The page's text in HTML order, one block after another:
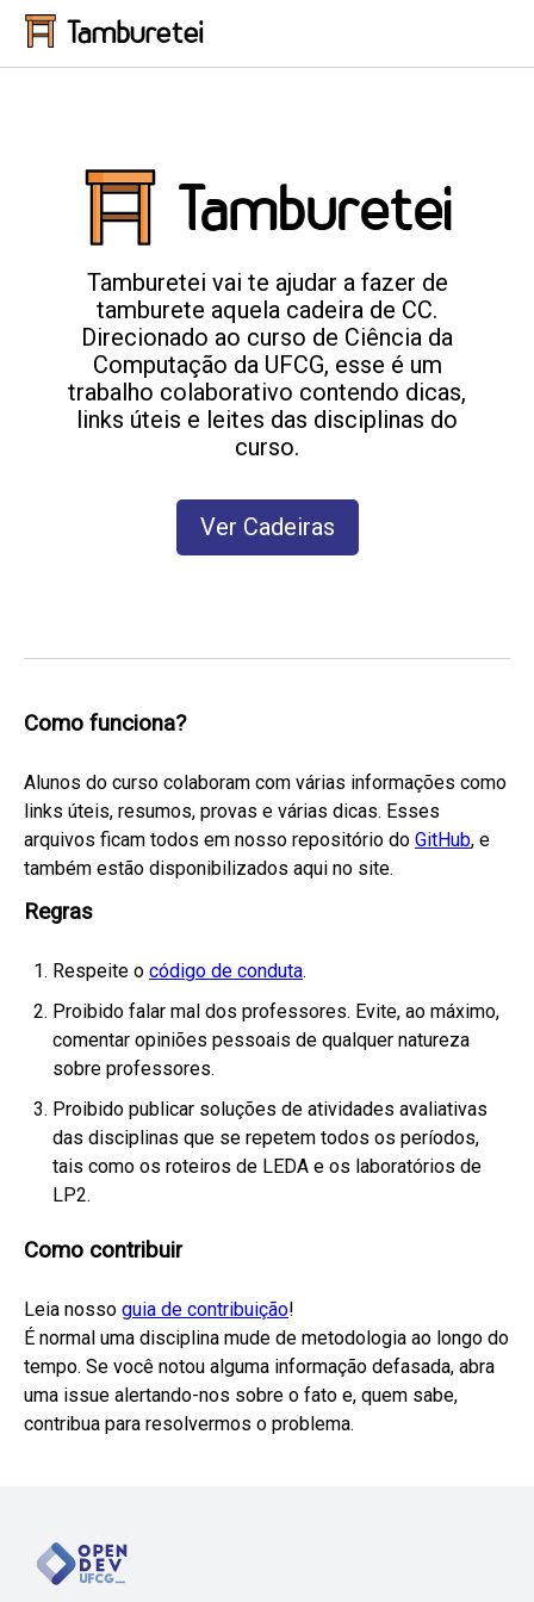
Tamburetei
Tamburetei
Tamburetei vai te ajudar a fazer de
tamburete aquela cadeira de CC.
Direcionado ao curso de Ciência da
Computação da UFCG, esse é um
trabalho colaborativo contendo dicas,
links úteis e leites das disciplinas do
curso.
Ver Cadeiras
Como funciona?
Alunos do curso colaboram com várias informações como
links úteis, resumos, provas e várias dicas. Esses
arquivos ficam todos em nosso repositório do GitHub, e
também estão disponibilizados aqui no site.
Regras
Respeite o código de conduta.
Proibido falar mal dos professores. Evite, ao máximo,
comentar opiniões pessoais de qualquer natureza
sobre professores.
Proibido publicar soluções de atividades avaliativas
das disciplinas que se repetem todos os períodos,
tais como os roteiros de LEDA e os laboratórios de
LP2.
Como contribuir
Leia nosso guia de contribuição!
É normal uma disciplina mude de metodologia ao longo do
tempo. Se você notou alguma informação defasada, abra
uma issue alertando-nos sobre o fato e, quem sabe,
contribua para resolvermos o problema.